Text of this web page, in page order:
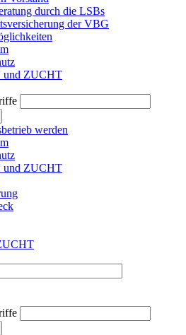
durch die LSBs
der VBG
und ZUCHT
werden
und ZUCHT